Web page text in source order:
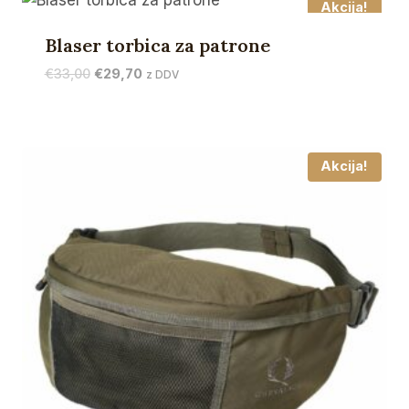
Akcija!
Blaser torbica za patrone
€33,00 Izvirna
€29,70Trenutna
z DDV
Akcija!